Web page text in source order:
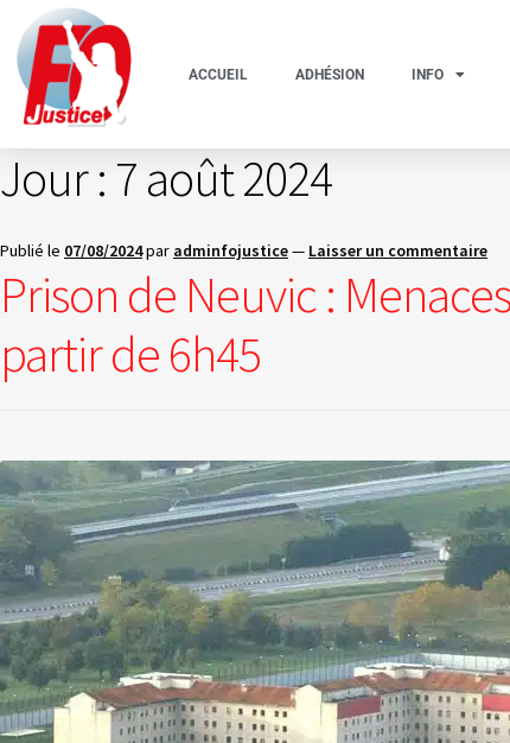
ACCUEIL ADHÉSION INFO
Jour : 7 août 2024
Publié le 07/08/2024par adminfojustice— Laisser un commentaire
Prison de Neuvic :
partir de 6h45